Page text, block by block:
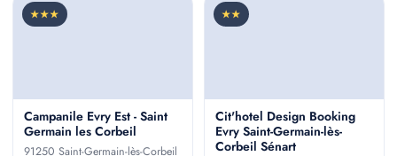
★★★
Campanile Evry Est - Saint
Germain les Corbeil
91250 Saint-Germain-lès-Corbeil
★★
Cit'hotel Design Booking
Evry Saint-Germain-lès-
Corbeil Sénart